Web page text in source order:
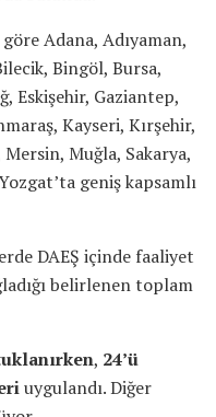
Adana, Adıyaman,
Bingöl, Bursa,
Eskişehir, Gaziantep,
Kayseri, Kırşehir,
Muğla, Sakarya,
geniş kapsamlı
DAEŞ içinde faaliyet
belirlenen toplam
, 24’ü
uygulandı. Diğer